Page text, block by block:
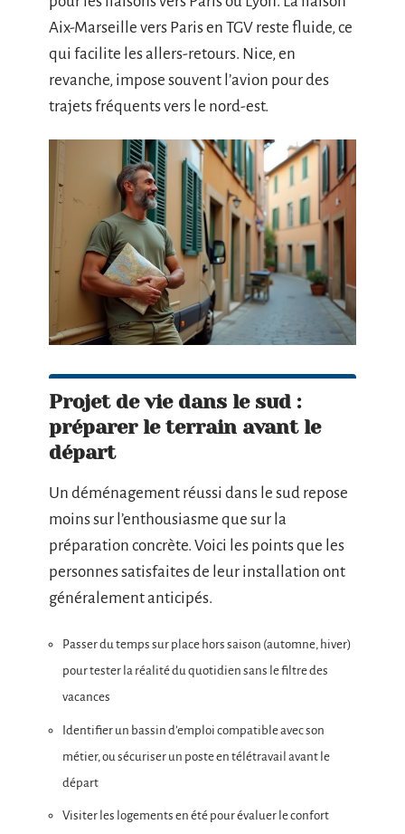
Aix-Marseille vers Paris en TGV reste fluide, ce
qui facilite les allers-retours. Nice, en
revanche, impose souvent l’avion pour des
trajets fréquents vers le nord-est.
Projet de vie dans le sud :
préparer le terrain avant le
départ
Un déménagement réussi dans le sud repose
moins sur l’enthousiasme que sur la
préparation concrète. Voici les points que les
personnes satisfaites de leur installation ont
généralement anticipés.
Passer du temps sur place hors saison (automne, hiver)
pour tester la réalité du quotidien sans le filtre des
vacances
Identifier un bassin d’emploi compatible avec son
métier, ou sécuriser un poste en télétravail avant le
départ
Visiter les logements en été pour évaluer le confort